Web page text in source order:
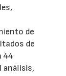
de
de
44
análisis,